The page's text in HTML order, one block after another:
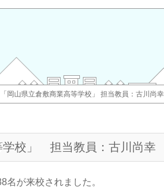
岡山県立倉敷商業高等学校」 担当教員：古川尚幸
学校」 担当教員：古川尚幸
が来校されました。